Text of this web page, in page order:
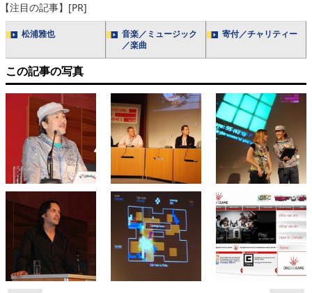
【注目の記事】[PR]
松浦雅也
音楽／ミュージック
／楽曲
寄付／チャリティー
この記事の写真